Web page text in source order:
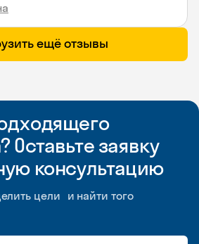
ещё отзывы
Оставьте заявку
консультацию
цели и найти того